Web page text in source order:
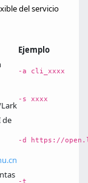
del servicio
Ejemplo
-a cli_xxxx
-s xxxx
de
-d https://
-t